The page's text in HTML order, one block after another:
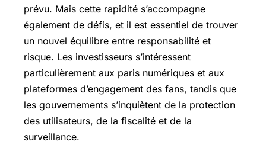
prévu. Mais cette rapidité s’accompagne
également de défis, et il est essentiel de trouver
un nouvel équilibre entre responsabilité et
risque. Les investisseurs s’intéressent
particulièrement aux paris numériques et aux
plateformes d’engagement des fans, tandis que
les gouvernements s’inquiètent de la protection
des utilisateurs, de la fiscalité et de la
surveillance.